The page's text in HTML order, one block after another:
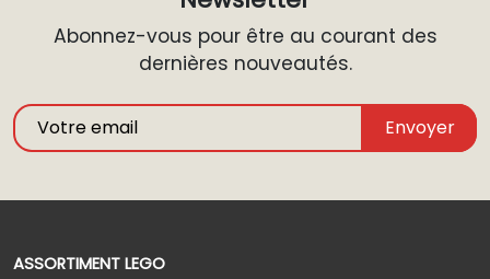
Abonnez-vous pour être au courant des
dernières nouveautés.
Envoyer
ASSORTIMENT LEGO